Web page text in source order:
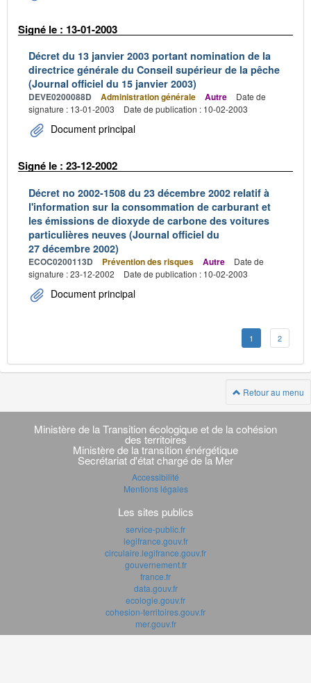
Signé le : 13-01-2003
Décret du 13 janvier 2003 portant nomination de la
directrice générale du Conseil supérieur de la pêche
(Journal officiel du 15 janvier 2003)
DEVE0200088D Administration générale Autre
Date de
signature : 13-01-2003
Date de publication : 10-02-2003
Document principal
Signé le : 23-12-2002
Décret no 2002-1508 du 23 décembre 2002 relatif à
l'information sur la consommation de carburant et
les émissions de dioxyde de carbone des voitures
particulières neuves (Journal officiel du
27 décembre 2002)
ECOC0200113D Prévention des risques Autre
Date de
signature : 23-12-2002
Date de publication : 10-02-2003
Document principal
1 2
Retour au menu
Navigation
transverse
Ministère de la Transition écologique et de la cohésion
des territoires
Ministère de la transition énérgétique
Secrétariat d'état chargé de la Mer
Accessibilité
Mentions légales
Les sites publics
service-public.fr
legifrance.gouv.fr
circulaire.legifrance.gouv.fr
gouvernement.fr
france.fr
data.gouv.fr
ecologie.gouv.fr
cohesion-territoires.gouv.fr
mer.gouv.fr